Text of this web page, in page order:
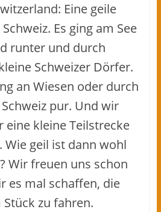
Eine geile
Es ging am See
runter und durch
Schweizer Dörfer.
an Wiesen oder durch
pur. Und wir
eine kleine Teilstrecke
Wie geil ist dann wohl
Wir freuen uns schon
es mal schaffen, die
Stück zu fahren.